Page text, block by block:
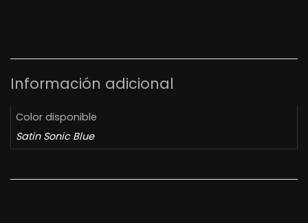
Información adicional
Color disponible
Satin Sonic Blue